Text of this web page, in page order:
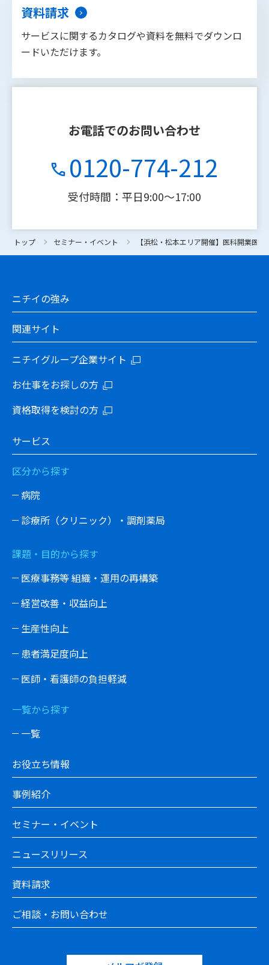
トップ セミナー・イベント 【浜松・松本エリア開催】医科開業医
資料請求
サービスに関するカタログや資料を無料でダウンロ
ードいただけます。
お電話でのお問い合わせ
0120-774-212
受付時間：平日9:00〜17:00
トップ セミナー・イベント 【浜松・松本エリア開催】医科開業医
ニチイの強み
関連サイト
ニチイグループ企業サイト
お仕事をお探しの方
資格取得を検討の方
サービス
区分から探す
病院
診療所（クリニック）・調剤薬局
課題・目的から探す
医療事務等 組織・運用の再構築
経営改善・収益向上
生産性向上
患者満足度向上
医師・看護師の負担軽減
一覧から探す
一覧
お役立ち情報
事例紹介
セミナー・イベント
ニュースリリース
資料請求
ご相談・お問い合わせ